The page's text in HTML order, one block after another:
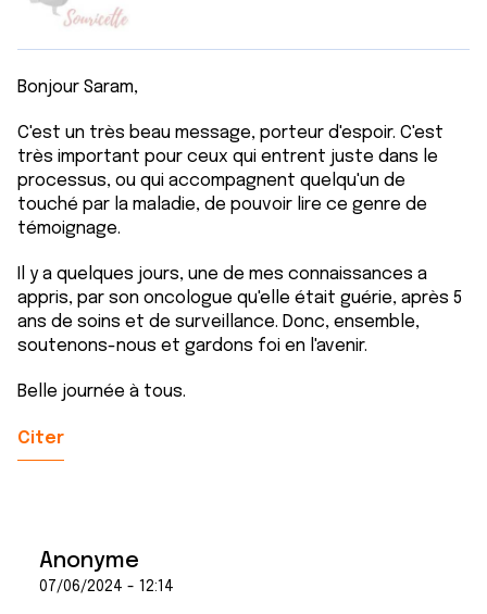
Bonjour Saram,
C'est un très beau message, porteur d'espoir. C'est
très important pour ceux qui entrent juste dans le
processus, ou qui accompagnent quelqu'un de
touché par la maladie, de pouvoir lire ce genre de
témoignage.
Il y a quelques jours, une de mes connaissances a
appris, par son oncologue qu'elle était guérie, après 5
ans de soins et de surveillance. Donc, ensemble,
soutenons-nous et gardons foi en l'avenir.
Belle journée à tous.
Citer
Anonyme
07/06/2024 - 12:14